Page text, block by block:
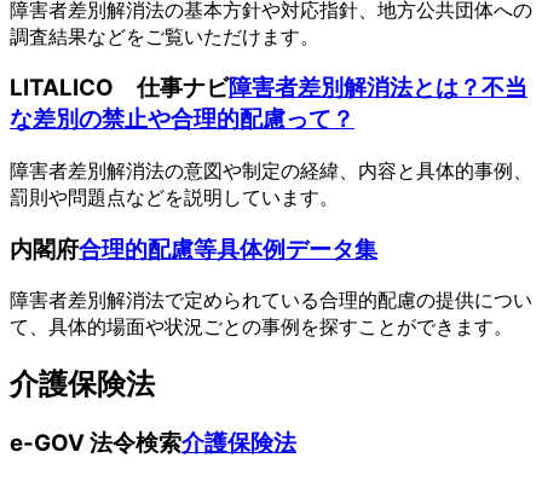
障害者差別解消法の基本方針や対応指針、地方公共団体への
調査結果などをご覧いただけます。
LITALICO 仕事ナビ障害者差別解消法とは？不当
な差別の禁止や合理的配慮って？
障害者差別解消法の意図や制定の経緯、内容と具体的事例、
罰則や問題点などを説明しています。
内閣府合理的配慮等具体例データ集
障害者差別解消法で定められている合理的配慮の提供につい
て、具体的場面や状況ごとの事例を探すことができます。
介護保険法
e-GOV 法令検索介護保険法